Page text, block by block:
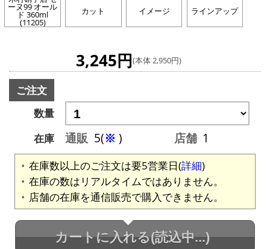
ーヌ99 オール
ド 360ml
(11205)
カット イメージ ラインアップ
3,245円(本体 2,950円)
ご注文
数量
在庫
通販 5(※ ) 店舗 1
在庫数以上のご注文は要5営業日(詳細)
在庫の数はリアルタイムではありません。
店舗の在庫を通信販売で購入できません。
カートに入れる(読込中...)